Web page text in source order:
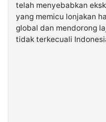
telah menyebabkan
yang memicu lonjakan
global dan mendorong
tidak terkecuali